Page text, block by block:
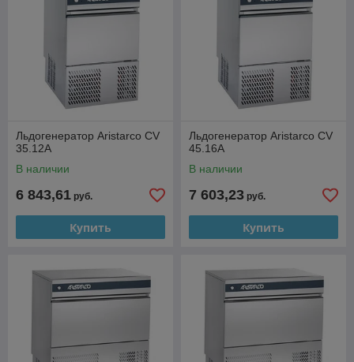
Льдогенератор Aristarco CV
35.12A
В наличии
6 843,61 руб.
Купить
Льдогенератор Aristarco CV
45.16A
В наличии
7 603,23 руб.
Купить